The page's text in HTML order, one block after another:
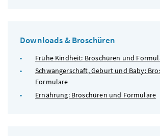
Downloads & Broschüren
Frühe Kindheit: Broschüren und
Schwangerschaft, Geburt und Baby:
Formulare
Ernährung: Broschüren und Formulare